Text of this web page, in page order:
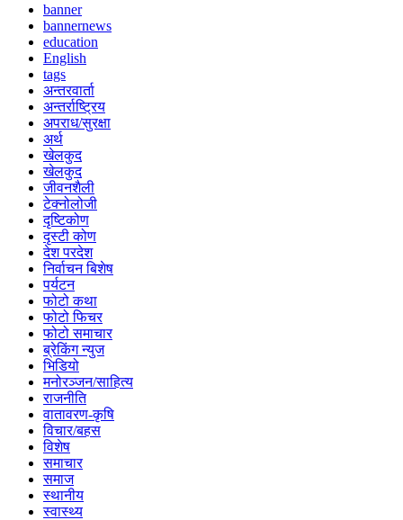
banner
bannernews
education
English
tags
अन्तरवार्ता
अन्तर्राष्ट्रिय
अपराध/सुरक्षा
अर्थ
खेलकुद
खेलकुद
जीवनशैली
टेक्नोलोजी
दृष्टिकोण
दृस्टी कोण
देश परदेश
निर्वाचन बिशेष
पर्यटन
फोटो कथा
फोटो फिचर
फोटो समाचार
ब्रेकिंग न्युज
भिडियो
मनोरञ्जन/साहित्य
राजनीति
वातावरण-कृषि
विचार/बहस
विशेष
समाचार
समाज
स्थानीय
स्वास्थ्य